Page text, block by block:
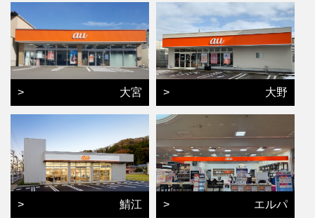
> 大宮 > 大野
> 鯖江 > エルパ